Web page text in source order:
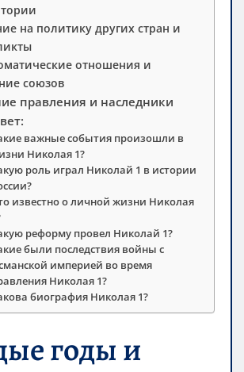
на политику других стран и
отношения и
союзов
правления и наследники
важные события произошли в
Николая 1?
роль играл Николай 1 в истории
известно о личной жизни Николая
реформу провел Николай 1?
были последствия войны с
империей во время
Николая 1?
биография Николая 1?
годы и